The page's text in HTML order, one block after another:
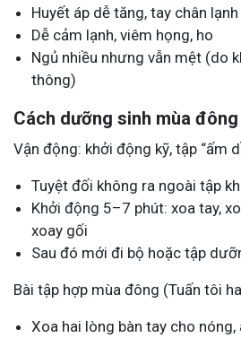
Huyết áp dễ tăng, tay chân lạnh
Dễ cảm lạnh, viêm họng, ho
Ngủ nhiều nhưng vẫn mệt (do
thông)
Cách dưỡng sinh mùa đông
Vận động: khởi động kỹ, tập “ấm
Tuyệt đối không ra ngoài tập
Khởi động 5–7 phút: xoa tay,
xoay gối
Sau đó mới đi bộ hoặc tập
Bài tập hợp mùa đông (Tuấn tôi
Xoa hai lòng bàn tay cho